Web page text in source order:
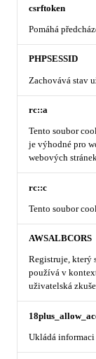
csrftoken
Pomáhá
PHPSESSID
Zachovává stav
rc::a
Tento soubor
je výhodné pro
webových
rc::c
Tento soubor
AWSALBCORS
Registruje, který
používá v
uživatelská
Ukládá informaci